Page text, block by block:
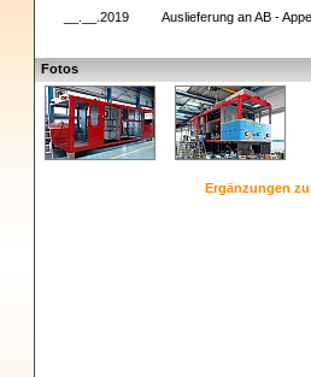
__.__.2019 Auslieferung an AB -
Fotos
Ergänzungen